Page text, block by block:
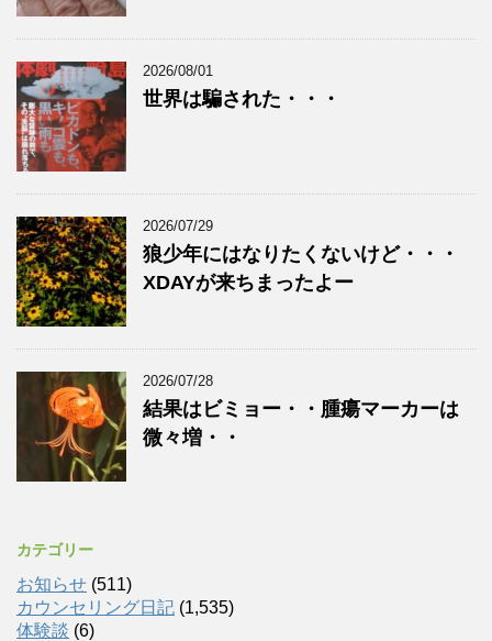
2026/08/01
世界は騙された・・・
2026/07/29
狼少年にはなりたくないけど・・・
XDAYが来ちまったよー
2026/07/28
結果はビミョー・・腫瘍マーカーは
微々増・・
カテゴリー
お知らせ (511)
カウンセリング日記 (1,535)
体験談 (6)